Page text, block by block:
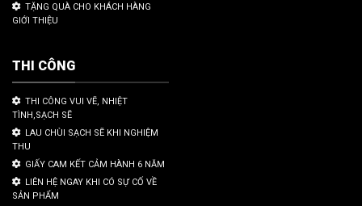
TẶNG QUÀ CHO KHÁCH HÀNG
GIỚI THIỆU
THI CÔNG
THI CÔNG VUI VẼ, NHIỆT
TÌNH,SẠCH SẼ
LAU CHÙI SẠCH SẼ KHI NGHIỆM
THU
GIẤY CAM KẾT CẢM HÀNH 6 NĂM
LIÊN HỆ NGAY KHI CÓ SỰ CỐ VỀ
SẢN PHẨM